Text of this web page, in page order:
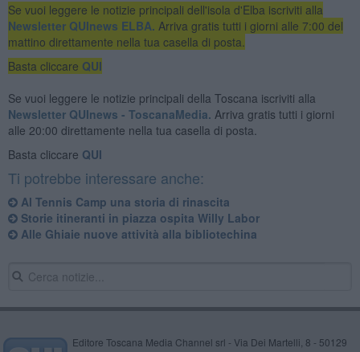
Se vuoi leggere le notizie principali dell'isola d'Elba iscriviti alla
Newsletter QUInews ELBA. Arriva gratis tutti i giorni alle 7:00 del
mattino direttamente nella tua casella di posta.
Basta cliccare QUI
Se vuoi leggere le notizie principali della Toscana iscriviti alla
Newsletter QUInews - ToscanaMedia. Arriva gratis tutti i giorni
alle 20:00 direttamente nella tua casella di posta.
Basta cliccare QUI
Ti potrebbe interessare anche:
Al Tennis Camp una storia di rinascita
Storie itineranti in piazza ospita Willy Labor
Alle Ghiaie nuove attività alla bibliotechina
Editore Toscana Media Channel srl - Via Dei Martelli, 8 - 50129